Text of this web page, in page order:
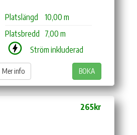
Platslängd
10,00 m
Platsbredd 7,00 m
Ström inkluderad
Mer info BOKA
265kr